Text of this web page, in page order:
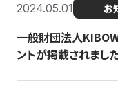
2024.05.01 お
一般財団法人
ントが掲載されまし